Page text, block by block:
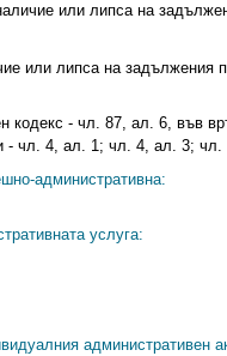
или липса на
или липса на задължения
кодекс - чл. 87, ал. 6, във
- чл. 4, ал. 1; чл. 4, ал. 3;
административна:
услуга:
административен